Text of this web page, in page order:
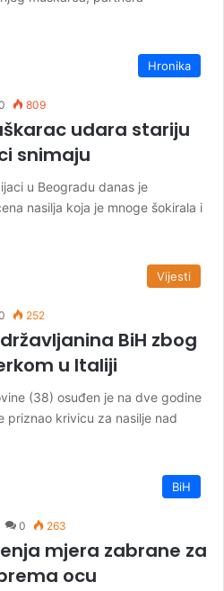
Hronika
809
udara stariju
snimaju
u Beogradu danas je
nasilja koja je mnoge šokirala i
Vijesti
252
BiH zbog
u Italiji
(38) osuđen je na dve godine
priznao krivicu za nasilje nad
BiH
0 263
mjera zabrane za
ocu